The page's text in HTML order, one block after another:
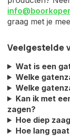
graag met je
Veelgestelde
Wat is een
Welke
Welke
Kan ik met
zagen?
Hoe diep
Hoe lang